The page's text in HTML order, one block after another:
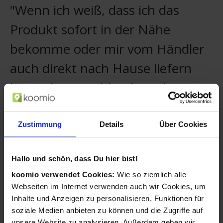
Zustimmung Details Über Cookies
Hallo und schön, dass Du hier bist!
koomio verwendet Cookies: Wie so ziemlich alle
Webseiten im Internet verwenden auch wir Cookies, um
Inhalte und Anzeigen zu personalisieren, Funktionen für
soziale Medien anbieten zu können und die Zugriffe auf
"Wenn ich weiß, dass ich das
Produkt sofort in der Nähe
bekomme oder mir vom Händler
auch direkt nach Hause liefern
lassen kann, zahle ich auch etwas
mehr."
Christian, koomio-Nutzer
sehen stets Ihre neuesten Aktivitäten.
Kunden folgen Artikeln mit einem
Wunschpreis und Sie können darauf
reagieren.